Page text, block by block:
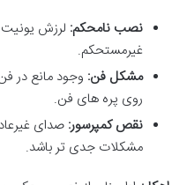
نصب نامحکم: لرزش
غیرمستحکم.
مشکل فن: وجود مانع در
روی پره های فن.
نقص کمپرسور: صدای
مشکلات جدی تر باشد.